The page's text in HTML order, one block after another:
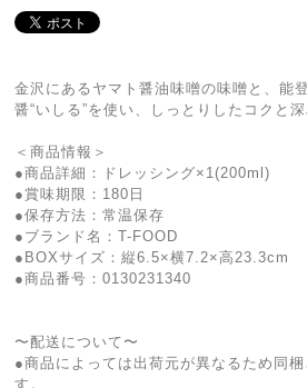
金沢にあるヤマト醤油味噌の味噌と、能
醤“いしる”を使い、しっとりしたコクと
＜商品情報＞
●商品詳細：ドレッシング×1(200ml)
●賞味期限：180日
●保存方法：常温保存
●ブランド名：T-FOOD
●BOXサイズ：縦6.5×横7.2×高23.3cm
●商品番号：0130231340
〜配送について〜
●商品によっては出荷元が異なるため同
す。